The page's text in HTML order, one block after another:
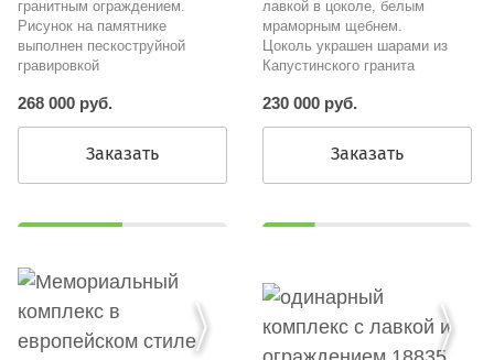
гранитным ограждением.
Рисунок на памятнике
выполнен пескоструйной
гравировкой
268 000 руб.
Заказать
лавкой в цоколе, белым
мраморным щебнем.
Цоколь украшен шарами из
Капустинского гранита
230 000 руб.
Заказать